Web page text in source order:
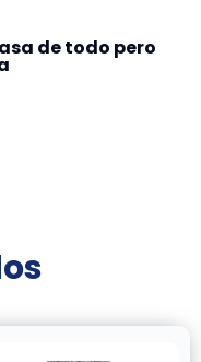
de todo pero